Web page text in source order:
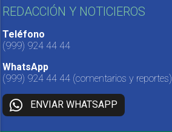
REDACCIÓN Y NOTICIEROS
Teléfono
(999) 924 44 44
WhatsApp
(999) 924 44 44 (comentarios y reportes)
ENVIAR WHATSAPP